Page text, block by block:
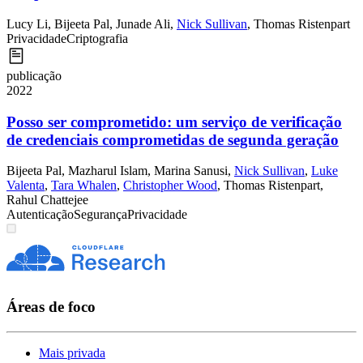
Lucy Li, Bijeeta Pal, Junade Ali, Nick Sullivan, Thomas Ristenpart
PrivacidadeCriptografia
publicação
2022
Posso ser comprometido: um serviço de verificação
de credenciais comprometidas de segunda geração
Bijeeta Pal, Mazharul Islam, Marina Sanusi, Nick Sullivan, Luke
Valenta, Tara Whalen, Christopher Wood, Thomas Ristenpart,
Rahul Chattejee
AutenticaçãoSegurançaPrivacidade
Áreas de foco
Mais privada